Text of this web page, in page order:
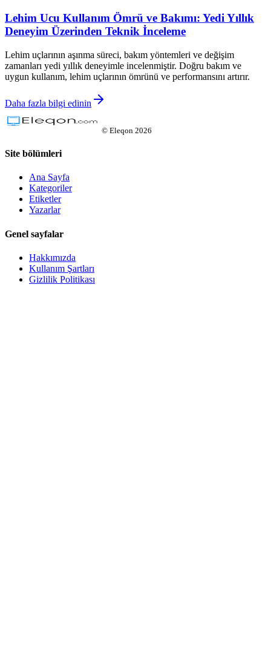
Lehim Ucu Kullanım Ömrü ve Bakımı: Yedi Yıllık
Deneyim Üzerinden Teknik İnceleme
Lehim uçlarının aşınma süreci, bakım yöntemleri ve değişim
zamanları yedi yıllık deneyimle incelenmiştir. Doğru bakım ve
uygun kullanım, lehim uçlarının ömrünü ve performansını artırır.
Daha fazla bilgi edinin
© Eleqon 2026
Site bölümleri
Ana Sayfa
Kategoriler
Etiketler
Yazarlar
Genel sayfalar
Hakkımızda
Kullanım Şartları
Gizlilik Politikası